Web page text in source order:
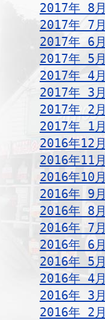
2017年 8月
2017年 7月
2017年 6月
2017年 5月
2017年 4月
2017年 3月
2017年 2月
2017年 1月
2016年12月
2016年11月
2016年10月
2016年 9月
2016年 8月
2016年 7月
2016年 6月
2016年 5月
2016年 4月
2016年 3月
2016年 2月